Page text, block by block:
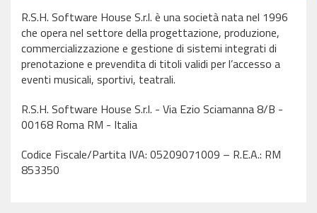
R.S.H. Software House S.r.l. è una società nata nel 1996
che opera nel settore della progettazione, produzione,
commercializzazione e gestione di sistemi integrati di
prenotazione e prevendita di titoli validi per l’accesso a
eventi musicali, sportivi, teatrali.
R.S.H. Software House S.r.l. - Via Ezio Sciamanna 8/B -
00168 Roma RM - Italia
Codice Fiscale/Partita IVA: 05209071009 – R.E.A.: RM
853350